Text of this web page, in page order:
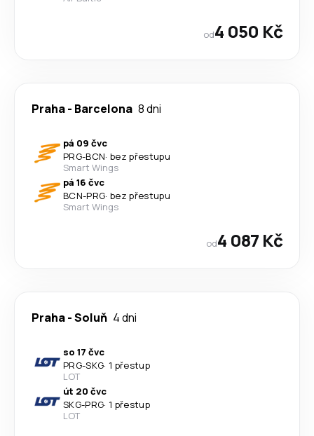
od4 050 Kč
Praha- Barcelona 8 dni
pá 09 čvc
PRG-BCN· bez přestupu
Smart Wings
pá 16 čvc
BCN-PRG· bez přestupu
Smart Wings
od4 087 Kč
Praha-Soluň 4 dni
so 17 čvc
PRG-SKG· 1 přestup
LOT
út 20 čvc
SKG-PRG· 1 přestup
LOT